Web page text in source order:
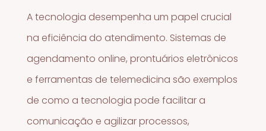
A tecnologia desempenha um papel crucial
na eficiência do atendimento. Sistemas de
agendamento online, prontuários eletrônicos
e ferramentas de telemedicina são exemplos
de como a tecnologia pode facilitar a
comunicação e agilizar processos,